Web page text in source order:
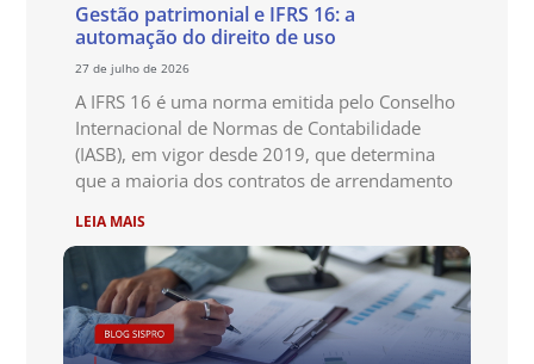
Gestão patrimonial e IFRS 16: a
automação do direito de uso
27 de julho de 2026
A IFRS 16 é uma norma emitida pelo Conselho
Internacional de Normas de Contabilidade
(IASB), em vigor desde 2019, que determina
que a maioria dos contratos de arrendamento
LEIA MAIS